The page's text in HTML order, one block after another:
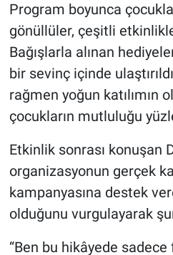
Program boyunca
gönüllüler, çeşitli
Bağışlarla alınan
bir sevinç içinde
rağmen yoğun katılımın
çocukların mutluluğu
Etkinlik sonrası konuşan
organizasyonun gerçek
kampanyasına destek
olduğunu vurgulayarak
“Ben bu hikâyede